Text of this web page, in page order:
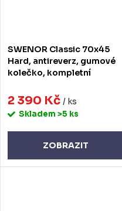
SWENOR Classic 70x45
Hard, antireverz, gumové
kolečko, kompletní
2 390 Kč / ks
Skladem >5 ks
ZOBRAZIT